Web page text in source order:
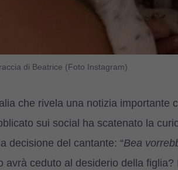
di Beatrice (Foto Instagram)
che rivela una notizia importante
sui social ha scatenato la
decisione del cantante: “Bea
avrà ceduto al desiderio della